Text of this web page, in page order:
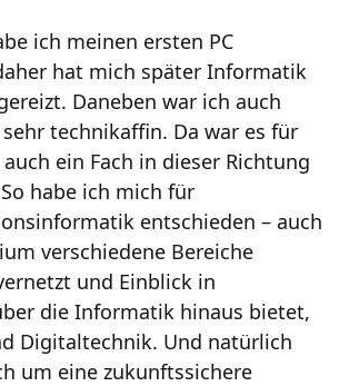
ich meinen ersten PC
hat mich später Informatik
Daneben war ich auch
technikaffin. Da war es für
ein Fach in dieser Richtung
habe ich mich für
entschieden – auch
verschiedene Bereiche
und Einblick in
die Informatik hinaus bietet,
Digitaltechnik. Und natürlich
um eine zukunftssichere